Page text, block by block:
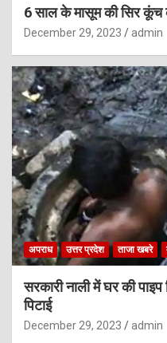
6 साल के मासूम की सिर कूंच
December 29, 2023 admin
अपराध उत्तर प्रदेश ताजा खबरे
सरकारी नाली में घर की
पिटाई
December 29, 2023 admin